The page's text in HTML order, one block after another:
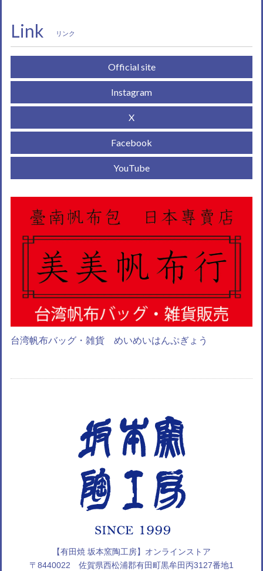
Link リンク
Official site
Instagram
X
Facebook
YouTube
台湾帆布バッグ・雑貨 めいめいはんぷぎょう
【有田焼 坂本窯陶工房】オンラインストア
〒8440022 佐賀県西松浦郡有田町黒牟田丙3127番地1